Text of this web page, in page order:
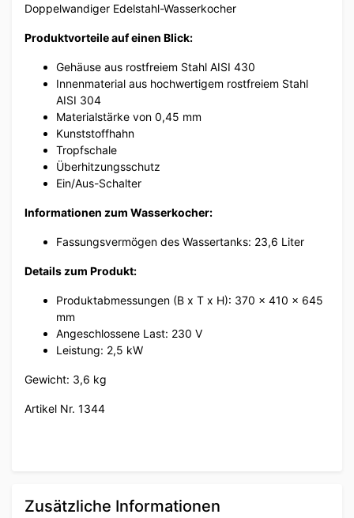
Doppelwandiger Edelstahl-Wasserkocher
Produktvorteile auf einen Blick:
Gehäuse aus rostfreiem Stahl AISI 430
Innenmaterial aus hochwertigem rostfreiem Stahl
AISI 304
Materialstärke von 0,45 mm
Kunststoffhahn
Tropfschale
Überhitzungsschutz
Ein/Aus-Schalter
Informationen zum Wasserkocher:
Fassungsvermögen des Wassertanks: 23,6 Liter
Details zum Produkt:
Produktabmessungen (B x T x H): 370 x 410 x 645
mm
Angeschlossene Last: 230 V
Leistung: 2,5 kW
Gewicht: 3,6 kg
Artikel Nr. 1344
Zusätzliche Informationen